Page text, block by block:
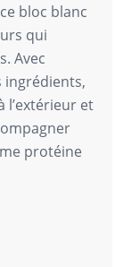
bloc blanc
qui
Avec
ingrédients,
l’extérieur et
protéine